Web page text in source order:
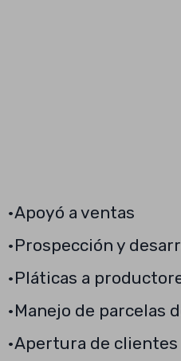
•Apoyó a ventas
•Prospección y
•Pláticas a
•Manejo de parcelas
•Apertura de clientes